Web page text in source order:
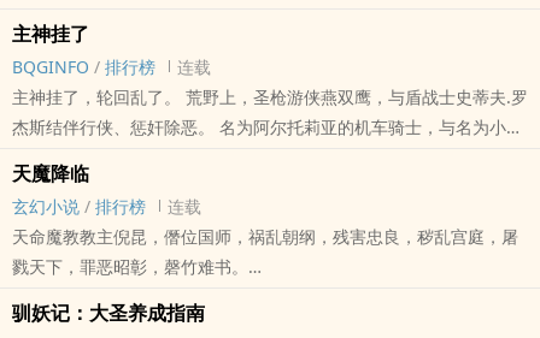
平行世界…… “恭喜，你的小说射雕登上新书榜首，获得奖励降龙十八
掌。” “恭喜，你的小说射雕获得主编推荐，奖励武功弹指神通。” “恭
喜，你的小说登上点击榜首，获得奖励先天功……” 嗯，穿越后的楚天
行，还是得写小说。不过这一次，他只需要写写小说，就能不断变
强…… 【已有万均完本《欢迎来到boss队》，以及万订精品《儒雅随
和的我不是魔头》，敬请品鉴。】
本站提示：各位书友要是觉得《写写小说就无敌了》还不错的话请不
要忘记向您QQ群和微博里的朋友推荐哦！
主神挂了
BQGINFO / 排行榜
连载
主神挂了，轮回乱了。 荒野上，圣枪游侠燕双鹰，与盾战士史蒂夫.罗
杰斯结伴行侠、惩奸除恶。 名为阿尔托莉亚的机车骑士，与名为小龙
印着九尾狐的少年，追随着名为杰克.斯派诺的娘娘腔海贼王。 极北之
地，有斯塔克家族的花花公子，镇守那抵御天灾军团的伟大城墙。 星
空里，更有女神带领着斗士们，与西斯帝国、霸天虎、紫薯军团、天
外异虫百年鏖战，守护大地…… 穿越者倪昆，就来到了这样一个群魔
乱舞的世界。
天魔降临
玄幻小说 / 排行榜
连载
天命魔教教主倪昆，僭位国师，祸乱朝纲，残害忠良，秽乱宫庭，屠
戮天下，罪恶昭彰，磬竹难书。
实乃祸国乱世之绝世魔头，人人得而诛之！今号召天下义士，共襄义
驯妖记：大圣养成指南